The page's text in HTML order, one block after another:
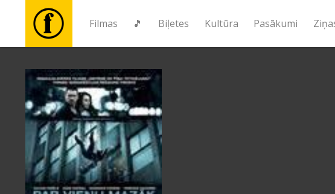
Filmas 🎵 Biļetes Kultūra Pasākumi
🎵
Biļetes
Kultūra